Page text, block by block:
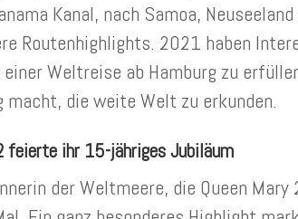
Kanal, nach Samoa,
Routenhighlights. 2021 haben
Weltreise ab Hamburg zu
macht, die weite Welt zu erkunden.
feierte ihr 15-jähriges Jubiläum
der Weltmeere, die Queen